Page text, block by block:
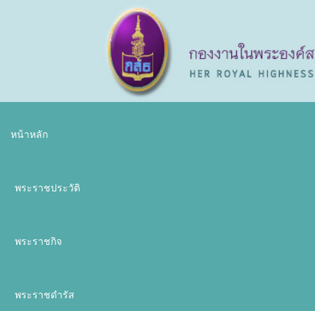
หน้าหลัก
พระราชประวัติ
พระราชกิจ
พระราชดำรัส